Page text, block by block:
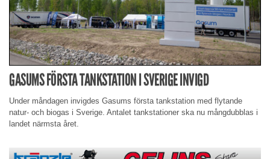
GASUMS FÖRSTA TANKSTATION I SVERIGE INVIGD
Under måndagen invigdes Gasums första tankstation med flytande
natur- och biogas i Sverige. Antalet tankstationer ska nu mångdubblas i
landet närmsta året.